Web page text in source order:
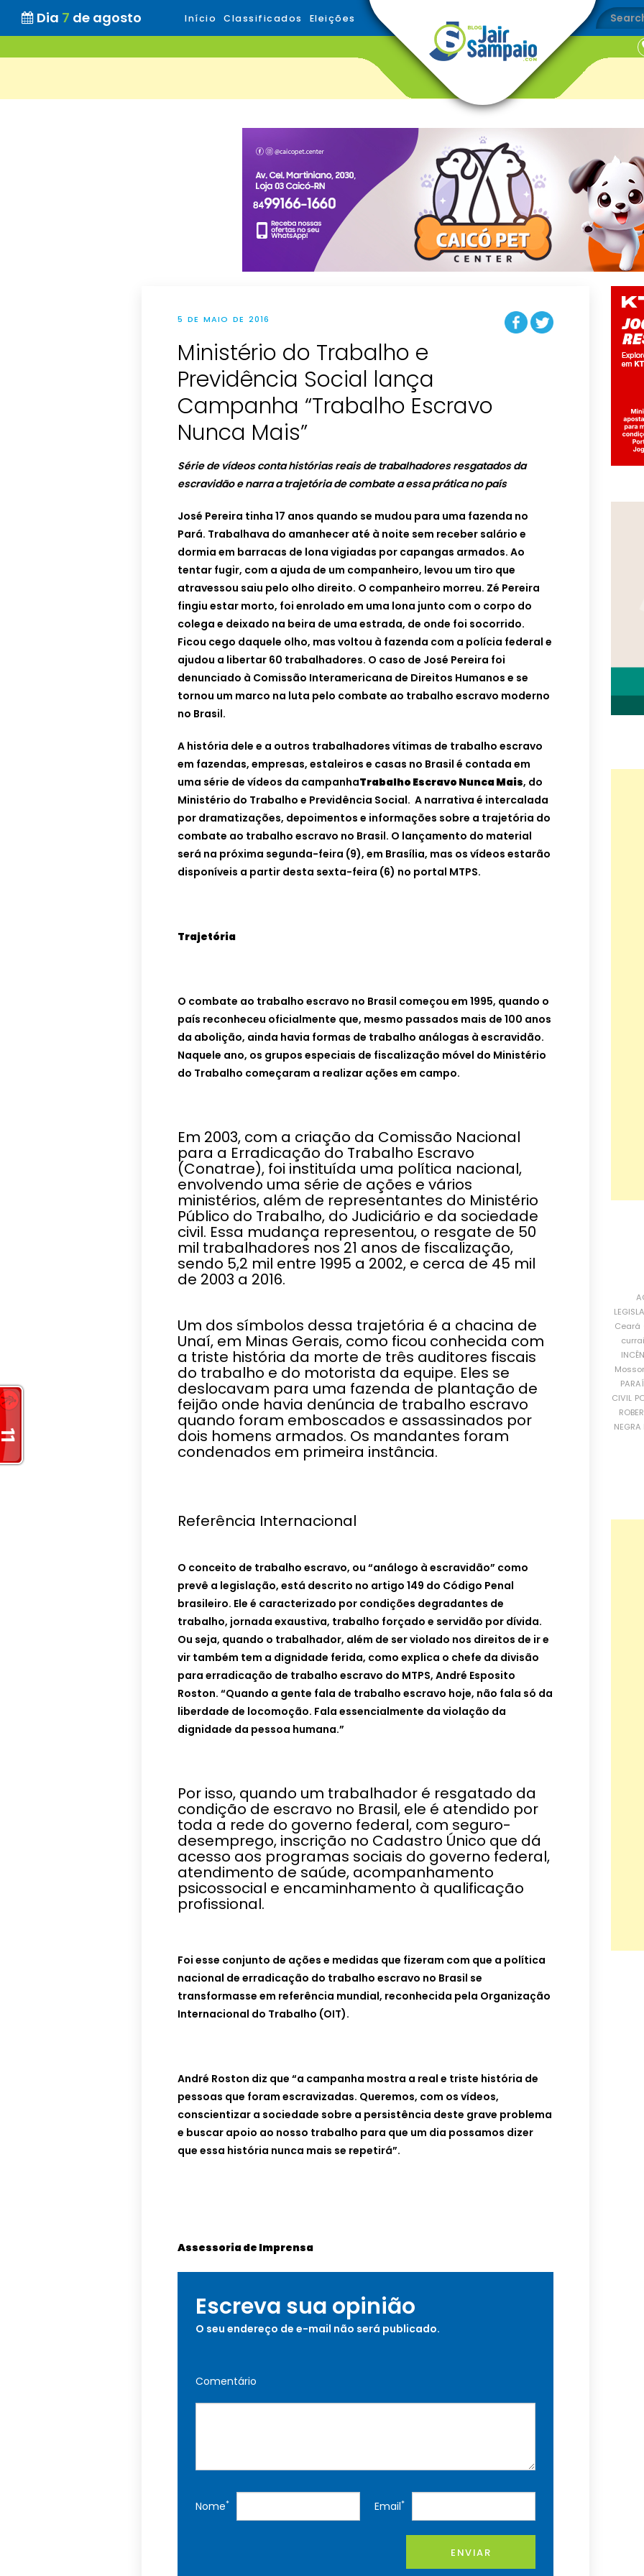
Dia 7 de agosto Início Classificados Eleições
5 DE MAIO DE 2016
Ministério do Trabalho e
Previdência Social lança
Campanha “Trabalho Escravo
Série de vídeos conta histórias reais de trabalhadores resgatados da
escravidão e narra a trajetória de combate a essa prática no país
José Pereira tinha 17 anos quando se mudou para uma fazenda no
Pará. Trabalhava do amanhecer até à noite sem receber salário e
dormia em barracas de lona vigiadas por capangas armados. Ao
tentar fugir, com a ajuda de um companheiro, levou um tiro que
atravessou saiu pelo olho direito. O companheiro morreu. Zé Pereira
fingiu estar morto, foi enrolado em uma lona junto com o corpo do
colega e deixado na beira de uma estrada, de onde foi socorrido.
Ficou cego daquele olho, mas voltou à fazenda com a polícia federal e
ajudou a libertar 60 trabalhadores. O caso de José Pereira foi
denunciado à Comissão Interamericana de Direitos Humanos e se
tornou um marco na luta pelo combate ao trabalho escravo moderno
no Brasil.
A história dele e a outros trabalhadores vítimas de trabalho escravo
em fazendas, empresas, estaleiros e casas no Brasil é contada em
uma série de vídeos da campanhaTrabalho Escravo Nunca Mais, do
Ministério do Trabalho e Previdência Social. A narrativa é intercalada
por dramatizações, depoimentos e informações sobre a trajetória do
combate ao trabalho escravo no Brasil. O lançamento do material
será na próxima segunda-feira (9), em Brasília, mas os vídeos estarão
disponíveis a partir desta sexta-feira (6) no portal MTPS.
Trajetória
O combate ao trabalho escravo no Brasil começou em 1995, quando o
país reconheceu oficialmente que, mesmo passados mais de 100 anos
da abolição, ainda havia formas de trabalho análogas à escravidão.
Naquele ano, os grupos especiais de fiscalização móvel do Ministério
do Trabalho começaram a realizar ações em campo.
Em 2003, com a criação da Comissão Nacional
para a Erradicação do Trabalho Escravo
(Conatrae), foi instituída uma política nacional,
envolvendo uma série de ações e vários
ministérios, além de representantes do Ministério
Público do Trabalho, do Judiciário e da sociedade
civil. Essa mudança representou, o resgate de 50
mil trabalhadores nos 21 anos de fiscalização,
sendo 5,2 mil entre 1995 a 2002, e cerca de 45 mil
de 2003 a 2016.
Um dos símbolos dessa trajetória é a chacina de
Unaí, em Minas Gerais, como ficou conhecida com
a triste história da morte de três auditores fiscais
do trabalho e do motorista da equipe. Eles se
deslocavam para uma fazenda de plantação de
feijão onde havia denúncia de trabalho escravo
quando foram emboscados e assassinados por
dois homens armados. Os mandantes foram
condenados em primeira instância.
Referência Internacional
O conceito de trabalho escravo, ou “análogo à escravidão” como
prevê a legislação, está descrito no artigo 149 do Código Penal
brasileiro. Ele é caracterizado por condições degradantes de
trabalho, jornada exaustiva, trabalho forçado e servidão por dívida.
Ou seja, quando o trabalhador, além de ser violado nos direitos de ir e
vir também tem a dignidade ferida, como explica o chefe da divisão
para erradicação de trabalho escravo do MTPS, André Esposito
Roston. “Quando a gente fala de trabalho escravo hoje, não fala só da
liberdade de locomoção. Fala essencialmente da violação da
dignidade da pessoa humana.”
Por isso, quando um trabalhador é resgatado da
condição de escravo no Brasil, ele é atendido por
toda a rede do governo federal, com seguro-
desemprego, inscrição no Cadastro Único que dá
acesso aos programas sociais do governo federal,
atendimento de saúde, acompanhamento
psicossocial e encaminhamento à qualificação
profissional.
Foi esse conjunto de ações e medidas que fizeram com que a política
nacional de erradicação do trabalho escravo no Brasil se
transformasse em referência mundial, reconhecida pela Organização
Internacional do Trabalho (OIT).
André Roston diz que “a campanha mostra a real e triste história de
pessoas que foram escravizadas. Queremos, com os vídeos,
conscientizar a sociedade sobre a persistência deste grave problema
e buscar apoio ao nosso trabalho para que um dia possamos dizer
que essa história nunca mais se repetirá”.
Assessoria de Imprensa
Escreva sua opinião
O seu endereço de e-mail não será publicado.
Comentário
Nome* Email*
ENVIAR
Ceará
CIVIL
NEGRA